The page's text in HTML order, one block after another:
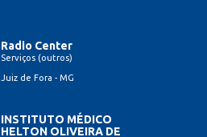
Radio Center
Serviços (outros)
Juiz de Fora - MG
INSTITUTO MÉDICO
HELTON OLIVEIRA DE